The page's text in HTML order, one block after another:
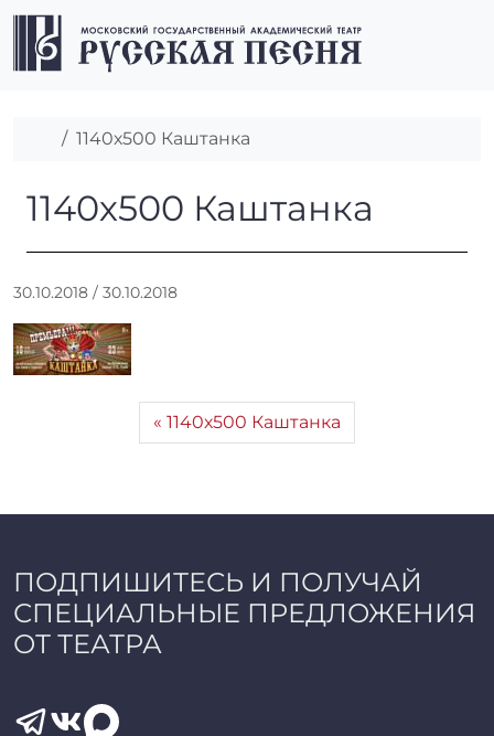
Перейти к содержимому
Перейти к футеру
Главная
1140х500 Каштанка
1140х500 Каштанка
1140х500 Каштанка
30.10.2018 / 30.10.2018
:
r
i
n
1140х500 Каштанка
ПОДПИШИТЕСЬ И ПОЛУЧАЙ
СПЕЦИАЛЬНЫЕ ПРЕДЛОЖЕНИЯ
ОТ ТЕАТРА